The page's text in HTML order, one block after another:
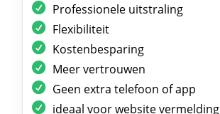
Professionele uitstraling
Flexibiliteit
Kostenbesparing
Meer vertrouwen
Geen extra telefoon of app
ideaal voor website vermelding